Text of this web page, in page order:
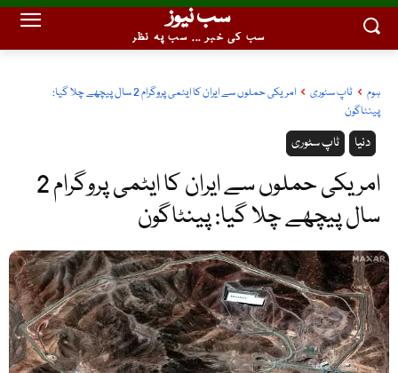
سب نیوز
سب کی خبر ... سب پہ نظر
ہوم ٹاپ سٹوری
امریکی حملوں سے ایران کا ایٹمی پروگرام 2 سال پیچھے چلا گیا:
پینٹاگون
ٹاپ سٹوری دنیا
امریکی حملوں سے ایران کا ایٹمی پروگرام 2
سال پیچھے چلا گیا: پینٹاگون